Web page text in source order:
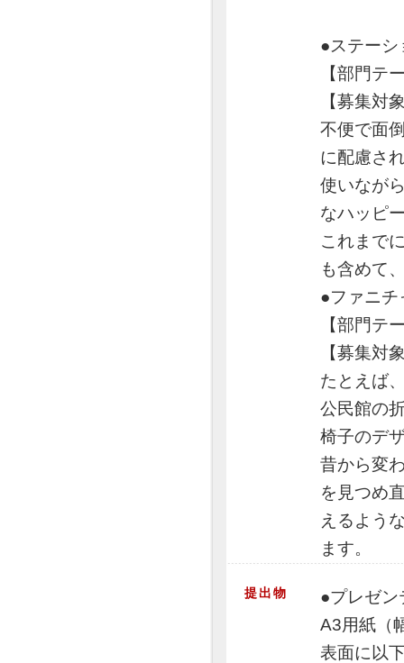
●ステーシ
【部門テ
【募集
不便で面
に配慮さ
使いなが
なハッピ
これまで
も含めて
●ファニチ
【部門テ
【募集
たとえば
公民館の
椅子のデ
昔から変
を見つめ
えるよう
ます。
提出物
●プレゼン
A3用紙（
表面に以